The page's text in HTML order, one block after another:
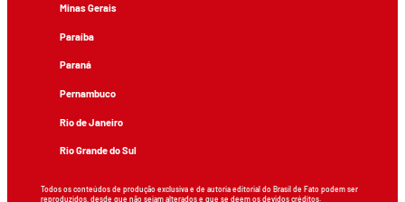
Minas Gerais
Paraíba
Paraná
Pernambuco
Rio de Janeiro
Rio Grande do Sul
Todos os conteúdos de produção exclusiva e de autoria editorial do Brasil de Fato podem ser
reproduzidos, desde que não sejam alterados e que se deem os devidos créditos.